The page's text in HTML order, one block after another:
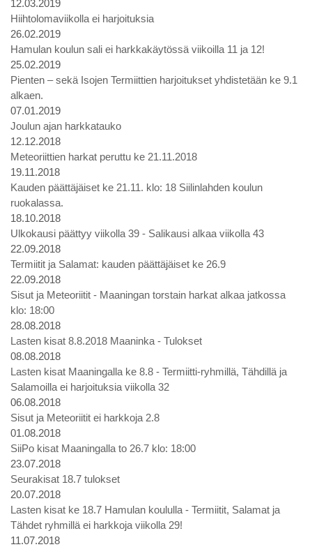
12.03.2019
Hiihtolomaviikolla ei harjoituksia
26.02.2019
Hamulan koulun sali ei harkkakäytössä viikoilla 11 ja 12!
25.02.2019
Pienten – sekä Isojen Termiittien harjoitukset yhdistetään ke 9.1
alkaen.
07.01.2019
Joulun ajan harkkatauko
12.12.2018
Meteoriittien harkat peruttu ke 21.11.2018
19.11.2018
Kauden päättäjäiset ke 21.11. klo: 18 Siilinlahden koulun
ruokalassa.
18.10.2018
Ulkokausi päättyy viikolla 39 - Salikausi alkaa viikolla 43
22.09.2018
Termiitit ja Salamat: kauden päättäjäiset ke 26.9
22.09.2018
Sisut ja Meteoriitit - Maaningan torstain harkat alkaa jatkossa
klo: 18:00
28.08.2018
Lasten kisat 8.8.2018 Maaninka - Tulokset
08.08.2018
Lasten kisat Maaningalla ke 8.8 - Termiitti-ryhmillä, Tähdillä ja
Salamoilla ei harjoituksia viikolla 32
06.08.2018
Sisut ja Meteoriitit ei harkkoja 2.8
01.08.2018
SiiPo kisat Maaningalla to 26.7 klo: 18:00
23.07.2018
Seurakisat 18.7 tulokset
20.07.2018
Lasten kisat ke 18.7 Hamulan koululla - Termiitit, Salamat ja
Tähdet ryhmillä ei harkkoja viikolla 29!
11.07.2018